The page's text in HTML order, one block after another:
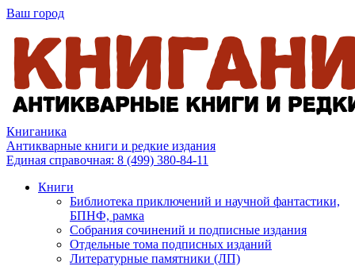
Ваш город
Книганика
Антикварные книги и редкие издания
Единая справочная: 8 (499) 380-84-11
Книги
Библиотека приключений и научной фантастики,
БПНФ, рамка
Собрания сочинений и подписные издания
Отдельные тома подписных изданий
Литературные памятники (ЛП)